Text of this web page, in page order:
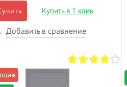
Купить в 1 клик
Добавить в сравнение